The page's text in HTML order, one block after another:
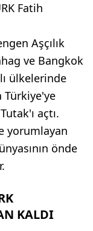
Fatih
Aşçılık
ve Bangkok
ülkelerinde
Türkiye'ye
açtı.
yorumlayan
önde
KALDI